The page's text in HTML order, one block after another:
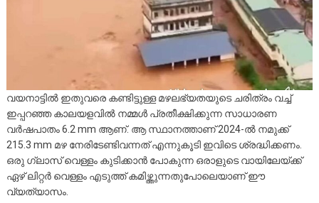
വയനാട്ടിൽ ഇതുവരെ കണ്ടിട്ടുള്ള മഴലഭ്യതയുടെ ചരിത്രം വച്ച്
ഇപ്പറഞ്ഞ കാലയളവിൽ നമ്മൾ പ്രതീക്ഷിക്കുന്ന സാധാരണ
വർഷപാതം 6.2 mm ആണ്. ആ സ്ഥാനത്താണ് 2024-ൽ നമുക്ക്
215.3 mm മഴ നേരിടേണ്ടിവന്നത് എന്നുകൂടി ഇവിടെ ശ്രദ്ധിക്കണം.
ഒരു ഗ്ലാസ് വെള്ളം കുടിക്കാൻ പോകുന്ന ഒരാളുടെ വായിലേയ്ക്ക്
ഏഴ് ലിറ്റർ വെള്ളം എടുത്ത് കമിഴ്ത്തുന്നതുപോലെയാണ് ഈ
വ്യത്യാസം.